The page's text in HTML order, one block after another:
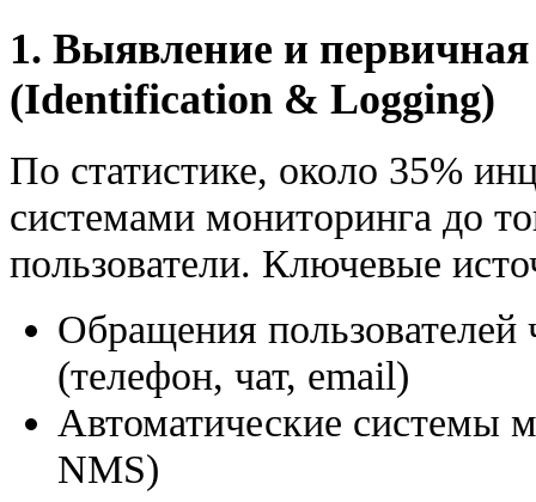
1. Выявление и первичная
(Identification & Logging)
По статистике, около 35%
системами мониторинга до
пользователи. Ключевые
Обращения пользователей
(телефон, чат, email)
Автоматические системы
NMS)